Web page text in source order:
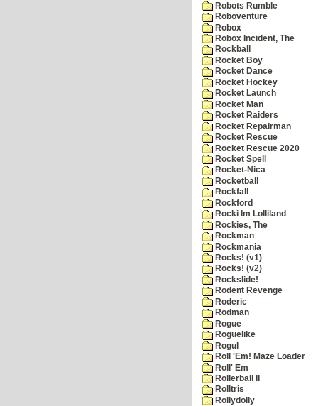
Robots Rumble
Roboventure
Robox
Robox Incident, The
Rockball
Rocket Boy
Rocket Dance
Rocket Hockey
Rocket Launch
Rocket Man
Rocket Raiders
Rocket Repairman
Rocket Rescue
Rocket Rescue 2020
Rocket Spell
Rocket-Nica
Rocketball
Rockfall
Rockford
Rocki Im Lolliland
Rockies, The
Rockman
Rockmania
Rocks! (v1)
Rocks! (v2)
Rockslide!
Rodent Revenge
Roderic
Rodman
Rogue
Roguelike
Rogul
Roll 'Em! Maze Loader
Roll' Em
Rollerball II
Rolltris
Rollydolly